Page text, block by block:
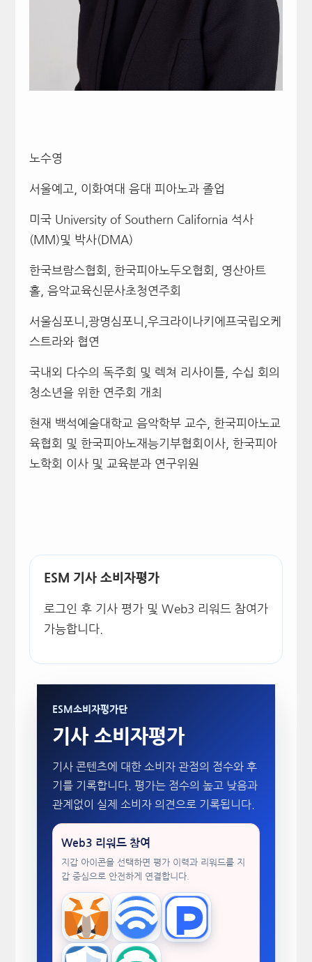
노수영
서울예고 이화여대 음대 피아노과 졸업
미국 University of Southern California 석사
(MM)및 박사(DMA)
한국브람스협회 한국피아노두오협회
영산아트
홀, 음악교육신문사초청연주회
서울심포니 광명심포니 우크라이나키에프국립오케
스트라와 협연
국내외 다수의 독주회 및 렉쳐 리사이틀, 수십 회의
청소년을 위한 연주회 개최
현재 백석예술대학교 음악학부 교수, 한국피아노교
육협회 및 한국피아노재능기부협회이사, 한국피아
노학회 이사 및 교육분과 연구위원
ESM 기사 소비자평가
로그인 후 기사 평가 및 Web3 리워드 참여가
가능합니다.
ESM소비자평가단
기사 소비자평가
기사 콘텐츠에 대한 소비자 관점의 점수와 후
기를 기록합니다. 평가는 점수의 높고 낮음과
관계없이 실제 소비자 의견으로 기록됩니다.
Web3 리워드 참여
지갑 아이콘을 선택하면 평가 이력과 리워드를 지
갑 중심으로 안전하게 연결합니다.
MetaMask WalletConnectTokenPocket